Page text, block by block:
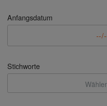
Anfangsdatum
Stichworte